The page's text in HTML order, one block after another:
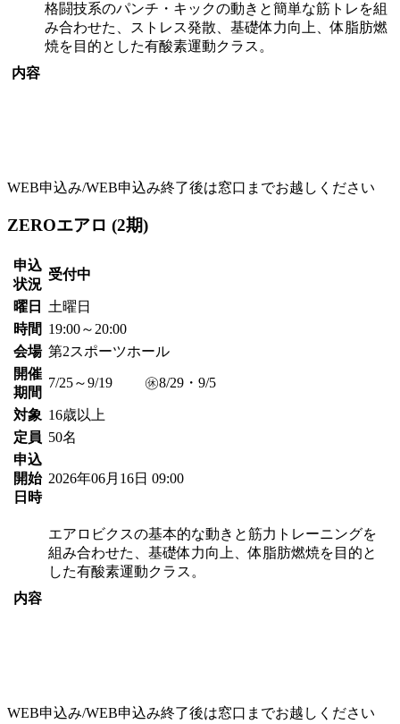
内容
格闘技系のパンチ・キックの動きと簡単な筋トレを組
み合わせた、ストレス発散、基礎体力向上、体脂肪燃
焼を目的とした有酸素運動クラス。
WEB申込み/WEB申込み終了後は窓口までお越しください
ZEROエアロ (2期)
申込
状況
受付中
曜日
土曜日
時間 19:00～20:00
会場 第2スポーツホール
開催
期間
7/25～9/19 ㊡8/29・9/5
対象 16歳以上
定員 50名
申込
開始
日時
2026年06月16日 09:00
内容
エアロビクスの基本的な動きと筋力トレーニングを
組み合わせた、基礎体力向上、体脂肪燃焼を目的と
した有酸素運動クラス。
WEB申込み/WEB申込み終了後は窓口までお越しください